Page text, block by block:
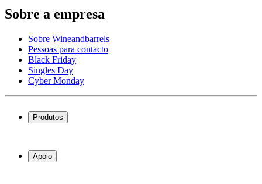
Sobre a empresa
Sobre Wineandbarrels
Pessoas para contacto
Black Friday
Singles Day
Cyber Monday
Produtos
Garrafeiras
Móveis para vinho
Apoio